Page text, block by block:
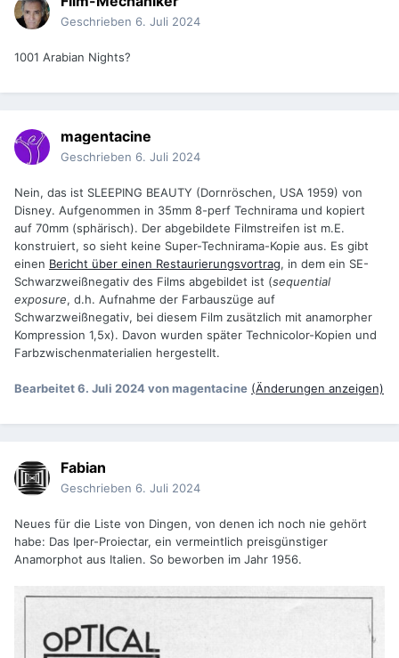
Geschrieben 6. Juli 2024
1001 Arabian Nights?
magentacine
Geschrieben 6. Juli 2024
Nein, das ist SLEEPING BEAUTY (Dornröschen, USA 1959) von
Disney. Aufgenommen in 35mm 8-perf Technirama und kopiert
auf 70mm (sphärisch). Der abgebildete Filmstreifen ist m.E.
konstruiert, so sieht keine Super-Technirama-Kopie aus. Es gibt
einen Bericht über einen Restaurierungsvortrag, in dem ein SE-
Schwarzweißnegativ des Films abgebildet ist (sequential
exposure, d.h. Aufnahme der Farbauszüge auf
Schwarzweißnegativ, bei diesem Film zusätzlich mit anamorpher
Kompression 1,5x). Davon wurden später Technicolor-Kopien und
Farbzwischenmaterialien hergestellt.
Bearbeitet6. Juli 2024von magentacine (Änderungen anzeigen)
Fabian
Geschrieben 6. Juli 2024
Neues für die Liste von Dingen, von denen ich noch nie gehört
habe: Das Iper-Proiectar, ein vermeintlich preisgünstiger
Anamorphot aus Italien. So beworben im Jahr 1956.